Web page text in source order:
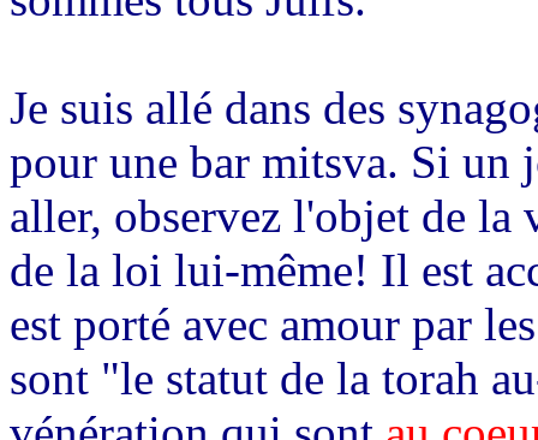
Je suis allé dans des
pour une bar mitsva. Si un
aller, observez l'objet de la
de la loi lui-même! Il est
est porté avec amour par
sont "le statut de la torah